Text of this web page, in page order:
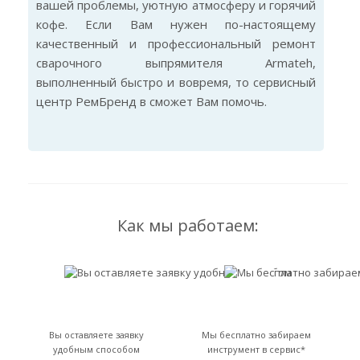
вашей проблемы, уютную атмосферу и горячий
кофе. Если Вам нужен по-настоящему
качественный и профессиональный ремонт
сварочного выпрямителя Armateh,
выполненный быстро и вовремя, то сервисный
центр РемБренд в сможет Вам помочь.
Как мы работаем:
Вы оставляете заявку
удобным способом
Мы бесплатно забираем
инструмент в сервис*